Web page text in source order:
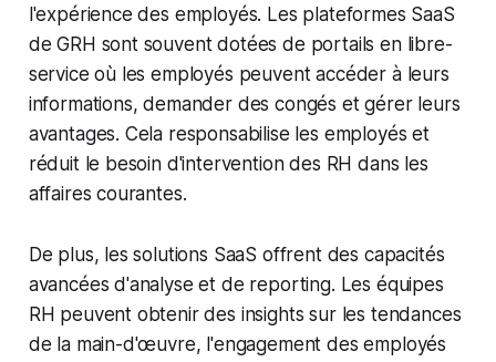
l'expérience des employés. Les plateformes SaaS
de GRH sont souvent dotées de portails en libre-
service où les employés peuvent accéder à leurs
informations, demander des congés et gérer leurs
avantages. Cela responsabilise les employés et
réduit le besoin d'intervention des RH dans les
affaires courantes.
De plus, les solutions SaaS offrent des capacités
avancées d'analyse et de reporting. Les équipes
RH peuvent obtenir des insights sur les tendances
de la main-d'œuvre, l'engagement des employés